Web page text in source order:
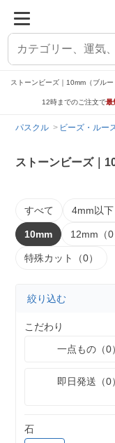
ストーンビーズ｜10mm（ブル
12時までのご注文で最
パスクル ビーズ・ルー
ストーンビーズ｜
すべて 4mm以下
10mm 12mm（0
特殊カット（0）
絞り込む
こだわり
一点もの（0）
即日発送（0）
石